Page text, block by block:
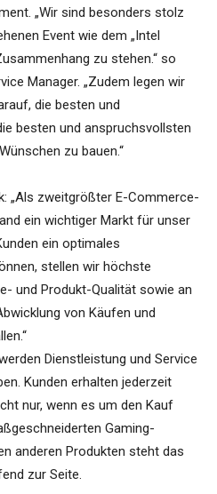
„Wir sind besonders stolz
Event wie dem „Intel
zu stehen.“ so
Manager. „Zudem legen wir
die besten und
besten und anspruchsvollsten
zu bauen.“
„Als zweitgrößter E-Commerce-
ein wichtiger Markt für unser
ein optimales
stellen wir höchste
und Produkt-Qualität sowie an
von Käufen und
Dienstleistung und Service
Kunden erhalten jederzeit
nur, wenn es um den Kauf
Gaming-
anderen Produkten steht das
zur Seite.